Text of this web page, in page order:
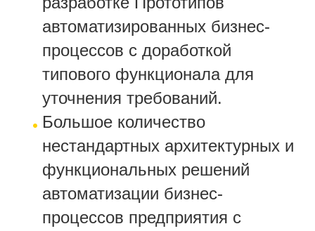
автоматизированных бизнес-
процессов с доработкой
типового функционала для
уточнения требований.
Большое количество
нестандартных архитектурных и
функциональных решений
автоматизации бизнес-
процессов предприятия с